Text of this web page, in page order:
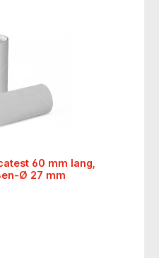
60 mm lang,
Ø 27 mm